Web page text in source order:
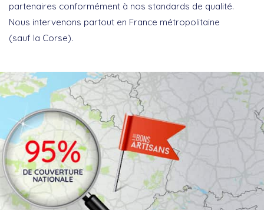
partenaires conformément à nos standards de qualité.
Nous intervenons partout en France métropolitaine
(sauf la Corse).